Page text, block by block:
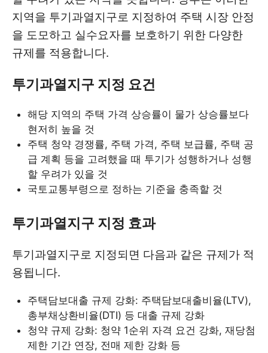
지역을 투기과열지구로 지정하여 주택 시장 안정
을 도모하고 실수요자를 보호하기 위한 다양한
규제를 적용합니다.
투기과열지구 지정 요건
해당 지역의 주택 가격 상승률이 물가 상승률보다
현저히 높을 것
주택 청약 경쟁률, 주택 가격, 주택 보급률, 주택 공
급 계획 등을 고려했을 때 투기가 성행하거나 성행
할 우려가 있을 것
국토교통부령으로 정하는 기준을 충족할 것
투기과열지구 지정 효과
투기과열지구로 지정되면 다음과 같은 규제가 적
용됩니다.
주택담보대출 규제 강화: 주택담보대출비율(LTV),
총부채상환비율(DTI) 등 대출 규제 강화
청약 규제 강화: 청약 1순위 자격 요건 강화, 재당첨
제한 기간 연장, 전매 제한 강화 등